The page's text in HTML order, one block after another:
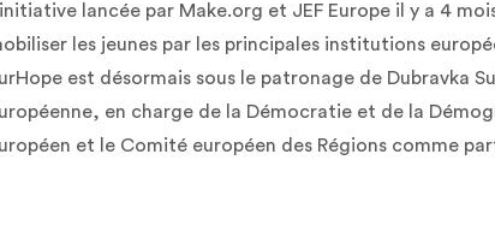
lancée par Make.org et JEF Europe il y a 4
les jeunes par les principales institutions
est désormais sous le patronage de Dubravka
en charge de la Démocratie et de la
et le Comité européen des Régions comme